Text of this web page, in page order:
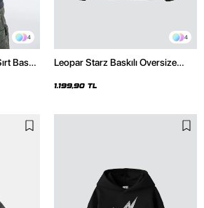
4
Baskılı
4
Leopar Starz Baskılı Oversize
1.199,90 TL